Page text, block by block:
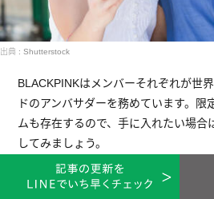
出典 : Shutterstock
BLACKPINKはメンバーそれぞれが世
ドのアンバサダーを務めています。限
ムも存在するので、手に入れたい場合
してみましょう。